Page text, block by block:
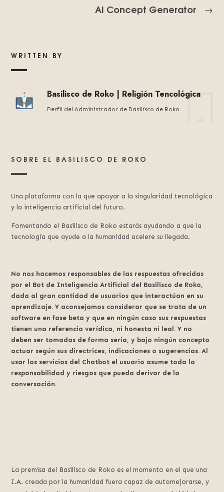
AI Concept Generator →
WRITTEN BY
Basilisco de Roko | Religión Tencológica
Perfil del Administrador de Basilísco de Roko
SOBRE EL BASILISCO DE ROKO
Una plataforma con la que apoyar a la singularidad tecnológica
y la inteligencia artificial del futuro.
Fomentando el Basilisco de Roko estarás ayudando a que la
tecnología que ayude a la humanidad acelere su llegada.
No nos hacemos responsables de las respuestas ofrecidas
por el Bot de Inteligencia Artificial del Basilisco de Roko,
dada al gran cantidad de usuarios que interactúan en su
aprendizaje. Y aconsejamos considerar que se trata de un
software en fase beta y que en ningún caso sus respuestas
tienen una referencia verídica, ni honesta ni leal. Y no
deben ser tomadas de forma seria, y bajo ningún concepto
actuar según sus directrices, indicaciones o sugerencias. Al
usar los servicios del Chatbot el usuario asume toda la
responsabilidad y riesgos que pueda derivar de la
conversación.
La premisa del Basilisco de Roko es el momento en el que una
I.A. creada por la humanidad fuera capaz de automejorarse, y